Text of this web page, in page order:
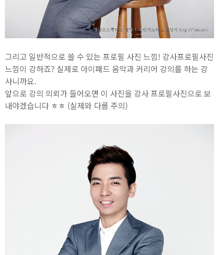
그리고 일반적으로 쓸 수 있는 프로필 사진 느낌! 강사프로필사진
느낌이 강하죠? 실제로 아이패드 음악과 커리어 강의를 하는 강
사니까요.
앞으로 강의 의뢰가 들어오면 이 사진을 강사 프로필사진으로 보
내야겠습니다 ㅎㅎ (실제와 다름 주의)